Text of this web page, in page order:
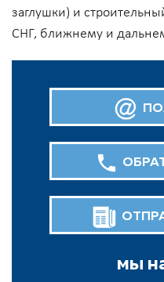
заглушки) и
СНГ, ближнему и
мы